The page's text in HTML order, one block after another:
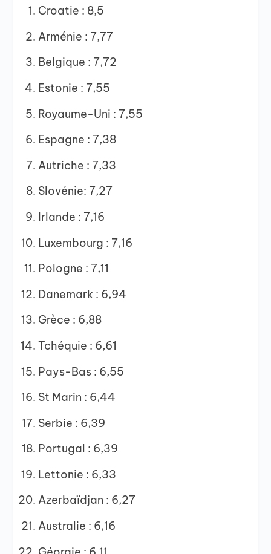
Croatie : 8,5
Arménie : 7,77
Belgique : 7,72
Estonie : 7,55
Royaume-Uni : 7,55
Espagne : 7,38
Autriche : 7,33
Slovénie: 7,27
Irlande : 7,16
Luxembourg : 7,16
Pologne : 7,11
Danemark : 6,94
Grèce : 6,88
Tchéquie : 6,61
Pays-Bas : 6,55
St Marin : 6,44
Serbie : 6,39
Portugal : 6,39
Lettonie : 6,33
Azerbaïdjan : 6,27
Australie : 6,16